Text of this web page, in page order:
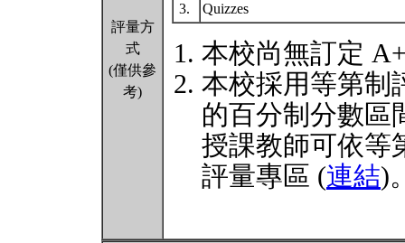
評量方
式
(僅供參
考)
3.
Quizzes
本校尚無訂定
本校採用等第制
的百分制分數區
授課教師可依等
評量專區 (連結)